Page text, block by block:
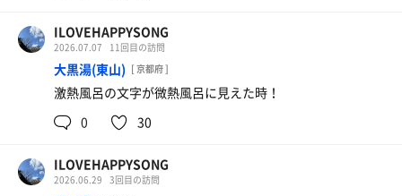
ILOVEHAPPYSONG
2026.07.07 11回目の訪問
大黒湯(東山) [ 京都府 ]
激熱風呂の文字が微熱風呂に見えた時！
0
30
ILOVEHAPPYSONG
2026.06.29 3回目の訪問